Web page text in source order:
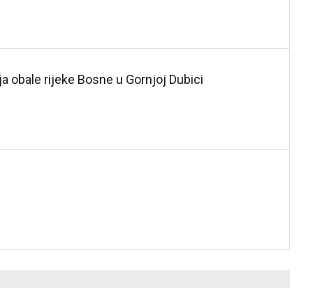
obale rijeke Bosne u Gornjoj Dubici